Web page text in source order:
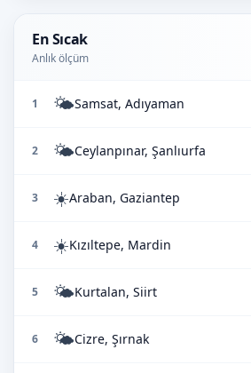
En Sıcak
Anlık ölçüm
1 🌤️Samsat, Adıyaman
2 🌤️Ceylanpınar, Şanlıurfa
3 ☀️Araban, Gaziantep
4 ☀️Kızıltepe, Mardin
5 🌤️Kurtalan, Siirt
6 🌤️Cizre, Şırnak